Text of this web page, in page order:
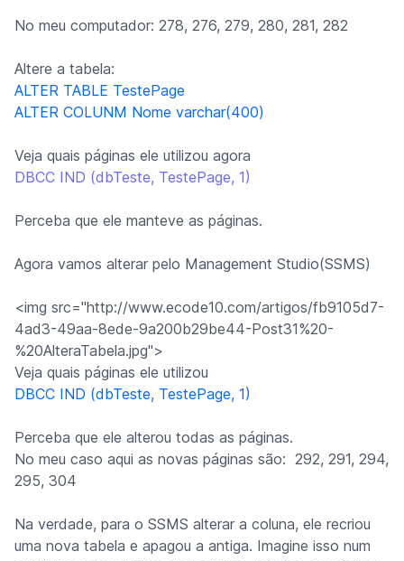
No meu computador: 278, 276, 279, 280, 281, 282
Altere a tabela:
ALTER TABLE TestePage
ALTER COLUNM Nome varchar(400)
Veja quais páginas ele utilizou agora
DBCC IND (dbTeste, TestePage, 1)
Perceba que ele manteve as páginas.
Agora vamos alterar pelo Management Studio(SSMS)
<img src="http://www.ecode10.com/artigos/fb9105d7-
4ad3-49aa-8ede-9a200b29be44-Post31%20-
%20AlteraTabela.jpg">
Veja quais páginas ele utilizou
DBCC IND (dbTeste, TestePage, 1)
Perceba que ele alterou todas as páginas.
No meu caso aqui as novas páginas são: 292, 291, 294,
295, 304
Na verdade, para o SSMS alterar a coluna, ele recriou
uma nova tabela e apagou a antiga. Imagine isso num